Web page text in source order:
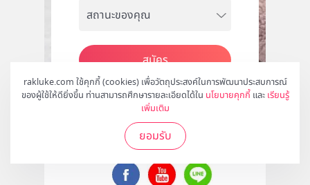
rakluke.com ใช้คุกกี้ (cookies) เพื่อวัตถุประสงค์ในการพัฒนาประสบการณ์
ของผู้ใช้ให้ดียิ่งขึ้น ท่านสามารถศึกษารายละเอียดได้ใน นโยบายคุกกี้ และ เรียนรู้
เพิ่มเติม
ยอมรับ
สมัคร
ติดตามเราได้ที่